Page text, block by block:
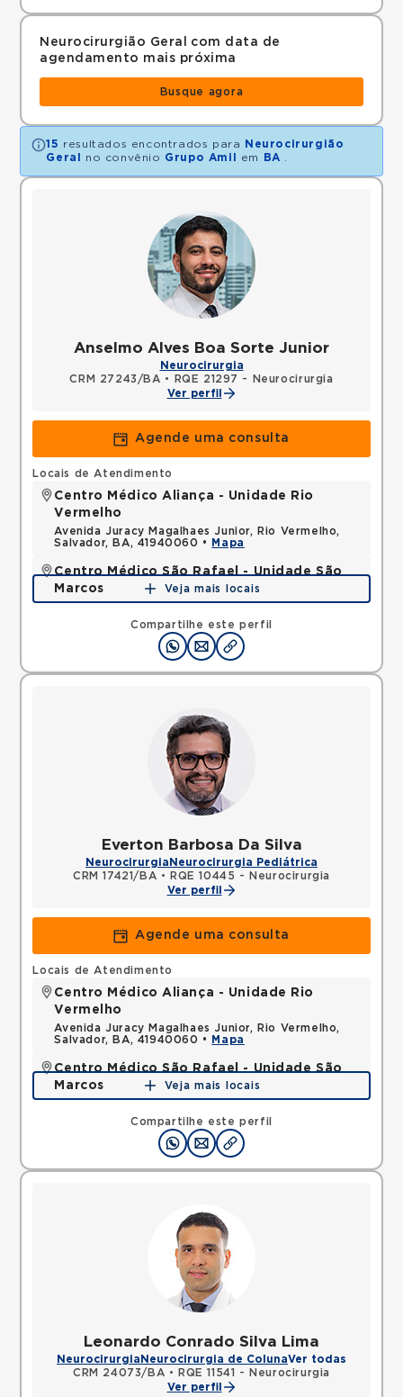
Neurocirurgião Geral com data de
agendamento mais próxima
Busque agora
15 resultados encontrados para
Neurocirurgião
Geral
no convênio Grupo Amil em BA
Anselmo Alves Boa Sorte Junior
Neurocirurgia
CRM 27243/BA •
RQE 21297 - Neurocirurgia
Ver perfil
Agende uma consulta
Compartilhe este perfil
Locais de Atendimento
Centro Médico Aliança - Unidade Rio
Vermelho
Avenida Juracy Magalhaes Junior, Rio Vermelho,
Salvador, BA, 41940060 •
Mapa
Centro Médico São Rafael - Unidade São
Marcos
Rua Sao Rafael, Sao Marcos, Salvador, BA,
Mapa
Veja mais locais
Everton Barbosa Da Silva
Neurocirurgia Neurocirurgia Pediátrica
CRM 17421/BA •
RQE 10445 - Neurocirurgia
Ver perfil
Agende uma consulta
Compartilhe este perfil
Locais de Atendimento
Centro Médico Aliança - Unidade Rio
Vermelho
Avenida Juracy Magalhaes Junior, Rio Vermelho,
Salvador, BA, 41940060 •
Mapa
Centro Médico São Rafael - Unidade São
Marcos
Rua Sao Rafael, Sao Marcos, Salvador, BA,
Mapa
Veja mais locais
Leonardo Conrado Silva Lima
Neurocirurgia Neurocirurgia de ColunaVer todas
CRM 24073/BA •
RQE 11541 - Neurocirurgia
Ver perfil